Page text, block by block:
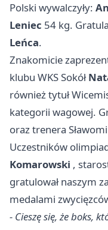
Polski wywalczyły:
Leniec 54 kg.
Leńca.
Znakomicie
klubu WKS Sokół
również tytuł
kategorii wagowej.
oraz trenera
Uczestników
Komarowski ,
gratulował naszym
medalami
- Cieszę się, że boks,